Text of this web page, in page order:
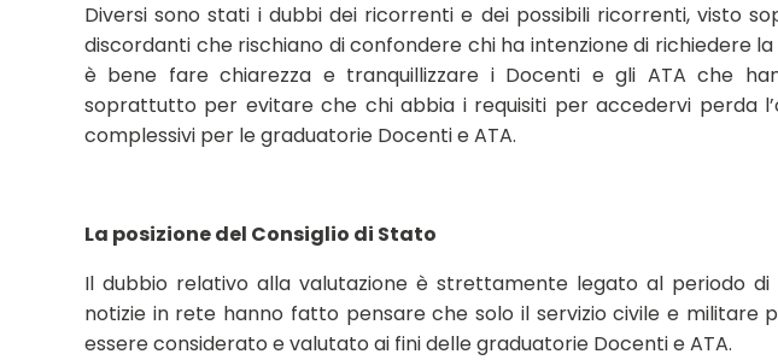
Diversi sono stati i dubbi dei ricorrenti e dei possibili ricorrenti, visto
discordanti che rischiano di confondere chi ha intenzione di richiedere
è bene fare chiarezza e tranquillizzare i Docenti e gli ATA che
soprattutto per evitare che chi abbia i requisiti per accedervi perda
complessivi per le graduatorie Docenti e ATA.
La posizione del Consiglio di Stato
Il dubbio relativo alla valutazione è strettamente legato al periodo
notizie in rete hanno fatto pensare che solo il servizio civile e militare
essere considerato e valutato ai fini delle graduatorie Docenti e ATA.